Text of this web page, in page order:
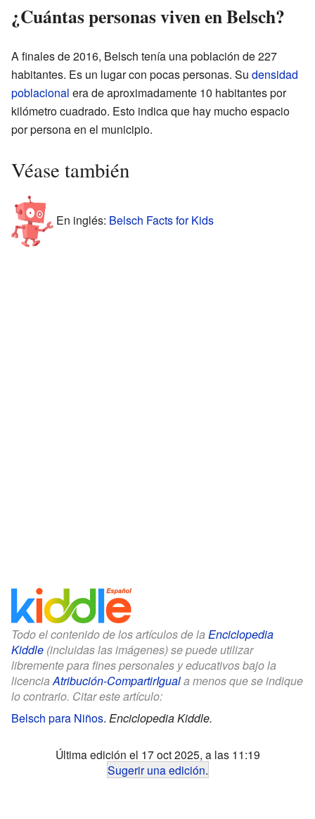
¿Cuántas personas viven en Belsch?
A finales de 2016, Belsch tenía una población de 227
habitantes. Es un lugar con pocas personas. Su densidad
poblacional era de aproximadamente 10 habitantes por
kilómetro cuadrado. Esto indica que hay mucho espacio
por persona en el municipio.
Véase también
En inglés: Belsch Facts for Kids
Todo el contenido de los artículos de la Enciclopedia
Kiddle (incluidas las imágenes) se puede utilizar
libremente para fines personales y educativos bajo la
licenciaAtribución-CompartirIguala menos que se indique
lo contrario. Citar este artículo:
Belsch para Niños. Enciclopedia Kiddle.
Última edición el 17 oct 2025, a las 11:19
Sugerir una edición.